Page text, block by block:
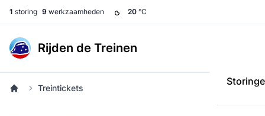
1 storing 9 werkzaamheden 20 °C
Rijden de Treinen
Treintickets